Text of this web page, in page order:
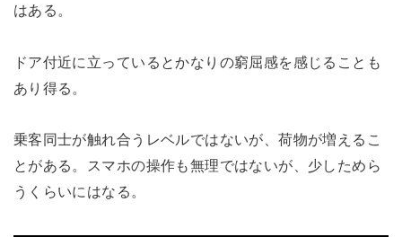
はある。
ドア付近に立っているとかなりの窮屈感を感じることも
あり得る。
乗客同士が触れ合うレベルではないが、荷物が増えるこ
とがある。スマホの操作も無理ではないが、少しためら
うくらいにはなる。